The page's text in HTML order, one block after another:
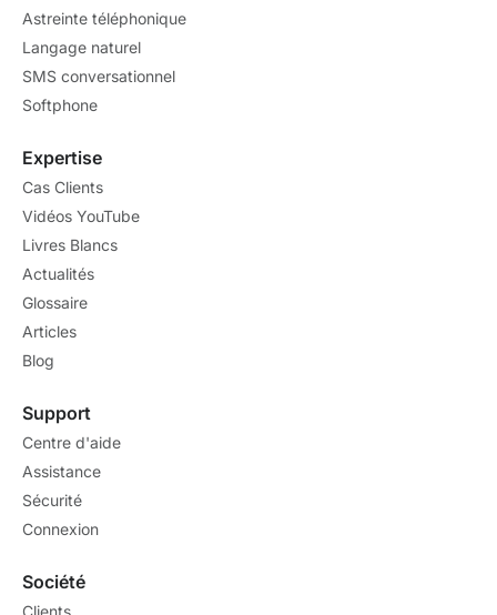
Astreinte téléphonique
Langage naturel
SMS conversationnel
Softphone
Expertise
Cas Clients
Vidéos YouTube
Livres Blancs
Actualités
Glossaire
Articles
Blog
Support
Centre d'aide
Assistance
Sécurité
Connexion
Société
Clients